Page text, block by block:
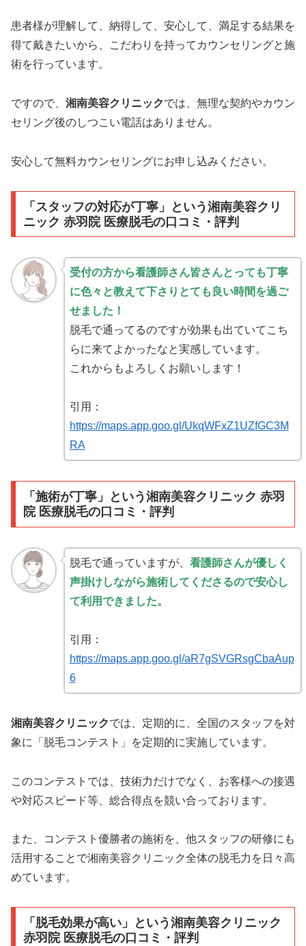
患者様が理解して、納得して、安心して、満足する結果を
得て戴きたいから、こだわりを持ってカウンセリングと施
術を行っています。
ですので、 湘南美容クリニックでは、無理な契約やカウン
セリング後のしつこい電話はありません。
安心して無料カウンセリングにお申し込みください。
「スタッフの対応が丁寧」 という 湘南美容クリ
ニック 赤羽院 医療脱毛の口コミ・評判
受付の方から看護師さん皆さんとっても丁寧
に色々と教えて下さりとても良い時間を過ご
せました！
脱毛で通ってるのですが効果も出ていてこち
らに来てよかったなと実感しています。
これからもよろしくお願いします！
引用：
https://maps.app.goo.gl/UkqWFxZ1UZfGC3M
RA
「施術が丁寧」 という 湘南美容クリニック 赤羽
院 医療脱毛の口コミ・評判
脱毛で通っていますが、 看護師さんが優しく
声掛けしながら施術してくださるので安心し
て利用できました。
引用：
https://maps.app.goo.gl/aR7gSVGRsgCbaAup
6
湘南美容クリニックでは、定期的に、全国のスタッフを対
象に「脱毛コンテスト」を定期的に実施しています。
このコンテストでは、技術力だけでなく、お客様への接遇
や対応スピード等、総合得点を競い合っております。
また、コンテスト優勝者の施術を、他スタッフの研修にも
活用することで湘南美容クリニック全体の脱毛力を日々高
めています。
「脱毛効果が高い」 という 湘南美容クリニック
赤羽院 医療脱毛の口コミ・評判